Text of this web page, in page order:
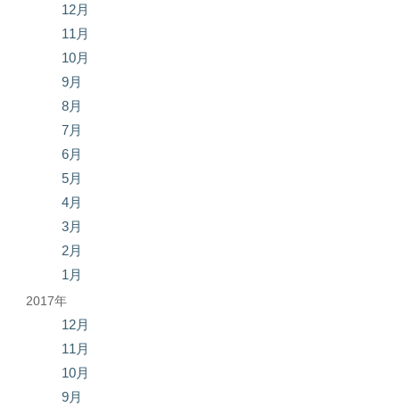
12月
11月
10月
9月
8月
7月
6月
5月
4月
3月
2月
1月
2017年
12月
11月
10月
9月